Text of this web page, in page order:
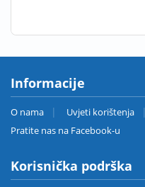
Informacije
O nama Uvjeti korištenja
Pratite nas na Facebook-u
Korisnička podrška